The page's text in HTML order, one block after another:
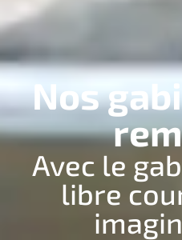
Nos
Avec le
libre